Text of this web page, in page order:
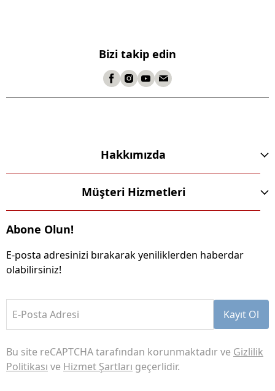
Bizi takip edin
Hakkımızda
Müşteri Hizmetleri
Abone Olun!
E-posta adresinizi bırakarak yeniliklerden haberdar
olabilirsiniz!
E-Posta Adresi Kayıt Ol
Bu site reCAPTCHA tarafından korunmaktadır ve Gizlilik
Politikası ve Hizmet Şartları geçerlidir.